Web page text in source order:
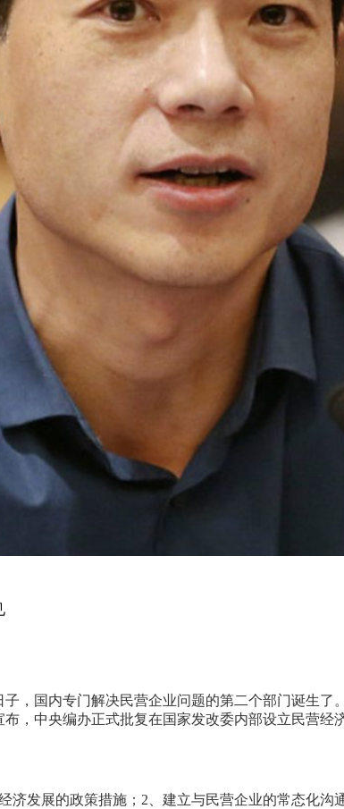
，国内专门解决民营企业问题的第二个部门诞生了。
，中央编办正式批复在国家发改委内部设立民营经
济发展的政策措施；2、建立与民营企业的常态化沟